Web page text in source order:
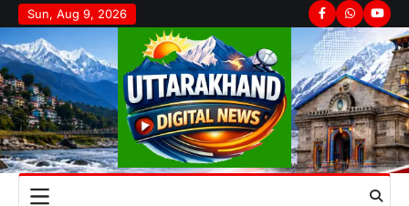
Skip
to
content
Sun, Aug 9, 2026 Facebook
Whatsapp